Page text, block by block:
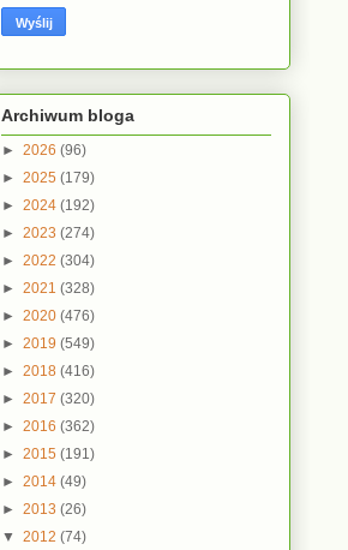
Archiwum bloga
► 2026 (96)
► 2025 (179)
► 2024 (192)
► 2023 (274)
► 2022 (304)
► 2021 (328)
► 2020 (476)
► 2019 (549)
► 2018 (416)
► 2017 (320)
► 2016 (362)
► 2015 (191)
► 2014 (49)
► 2013 (26)
▼ 2012 (74)